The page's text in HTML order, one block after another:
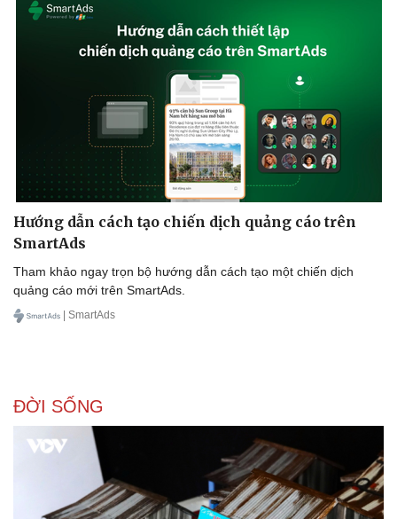
Sân khấu - Điện ảnh
Giải trí
Nghệ sĩ
Hướng dẫn cách tạo chiến dịch quảng cáo trên
SmartAds
Tham khảo ngay trọn bộ hướng dẫn cách tạo một chiến dịch
quảng cáo mới trên SmartAds.
| SmartAds
ĐỜI SỐNG